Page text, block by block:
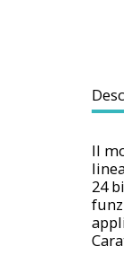
Il
24